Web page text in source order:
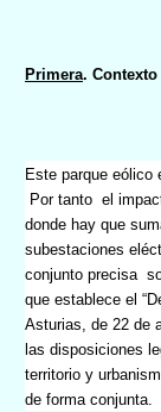
Primera.
Este parque eólico
Por tanto el
donde hay que
subestaciones
conjunto precisa
que establece el
Asturias, de 22 de
las disposiciones
territorio y
de forma conjunta.